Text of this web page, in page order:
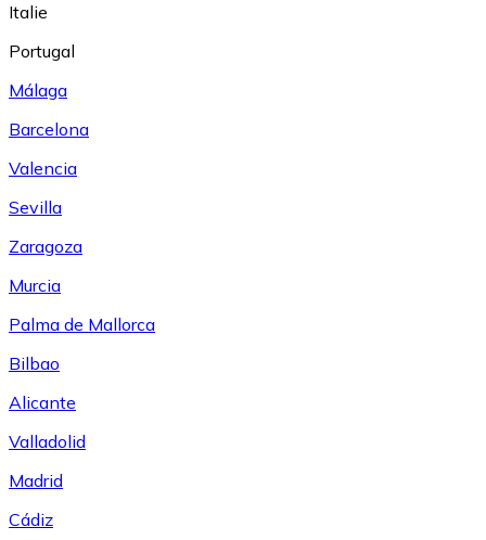
Italie
Portugal
Málaga
Barcelona
Valencia
Sevilla
Zaragoza
Murcia
Palma de Mallorca
Bilbao
Alicante
Valladolid
Madrid
Cádiz